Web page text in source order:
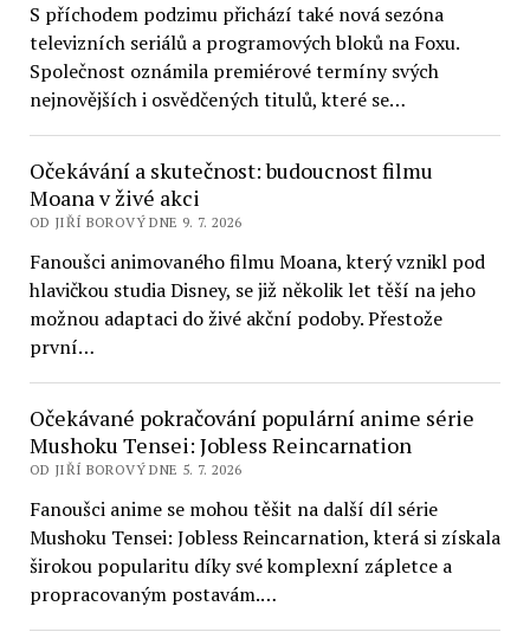
S příchodem podzimu přichází také nová sezóna
televizních seriálů a programových bloků na Foxu.
Společnost oznámila premiérové termíny svých
nejnovějších i osvědčených titulů, které se…
Očekávání a skutečnost: budoucnost filmu
Moana v živé akci
OD JIŘÍ BOROVÝ DNE 9. 7. 2026
Fanoušci animovaného filmu Moana, který vznikl pod
hlavičkou studia Disney, se již několik let těší na jeho
možnou adaptaci do živé akční podoby. Přestože
první…
Očekávané pokračování populární anime série
Mushoku Tensei: Jobless Reincarnation
OD JIŘÍ BOROVÝ DNE 5. 7. 2026
Fanoušci anime se mohou těšit na další díl série
Mushoku Tensei: Jobless Reincarnation, která si získala
širokou popularitu díky své komplexní zápletce a
propracovaným postavám.…